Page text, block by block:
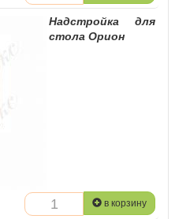
Надстройка для
стола Орион
в корзину